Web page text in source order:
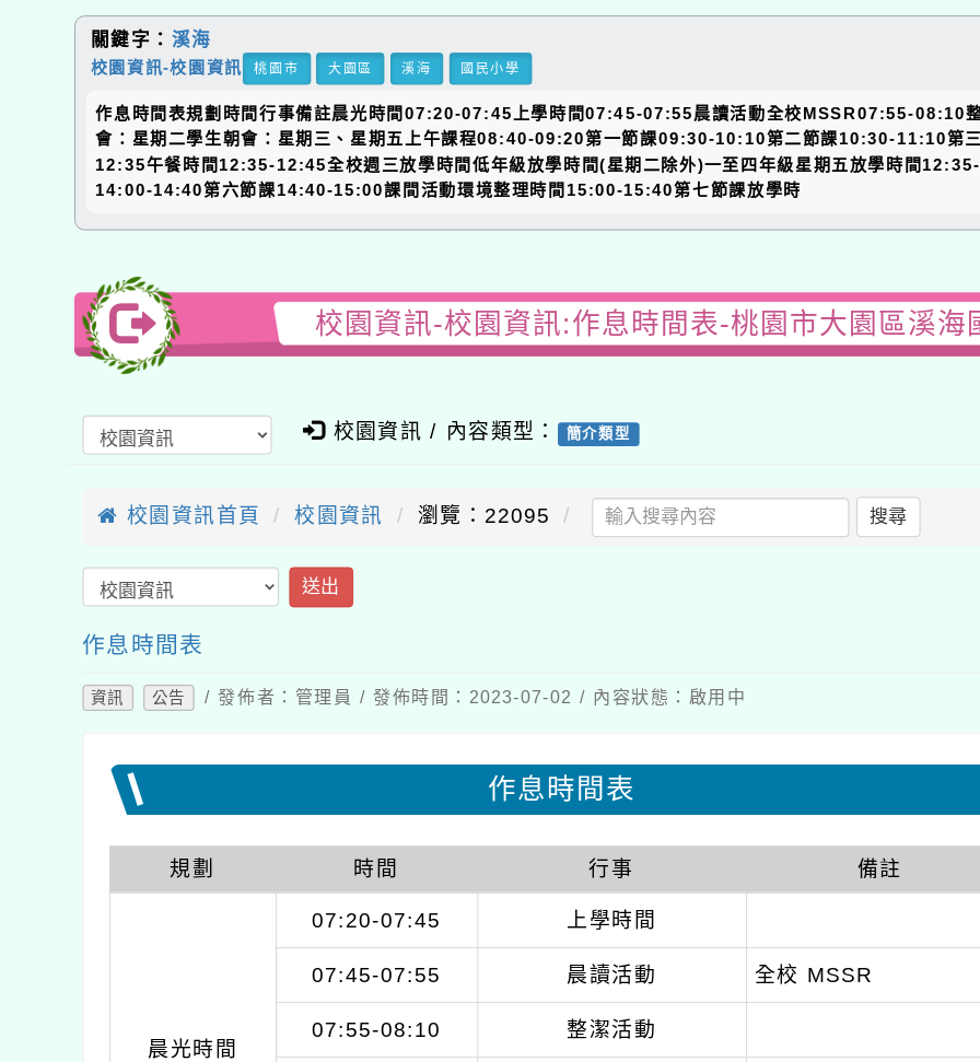
關鍵字： 溪海
校園資訊-校園資訊 桃園市 大園區 溪海 國民小學
作息時間表規劃時間行事備註晨光時間07:20-07:45上學時間07:45-07:55晨讀活動全校MSSR07:55-08:10
會：星期二學生朝會：星期三、星期五上午課程08:40-09:20第一節課09:30-10:10第二節課10:30-11:10第
12:35午餐時間12:35-12:45全校週三放學時間低年級放學時間(星期二除外)一至四年級星期五放學時間
14:00-14:40第六節課14:40-15:00課間活動環境整理時間15:00-15:40第七節課放學時
校園資訊-校園資訊:作息時間表-桃園市大園區溪海
校園資訊 / 內容類型： 簡介類型
校園資訊首頁 校園資訊 瀏覽：22095 搜尋
送出
作息時間表
資訊 公告 / 發佈者：管理員 / 發佈時間：2023-07-02 / 內容狀態：啟用中
作息時間表
規劃 時間 行事 備註
晨光時間
07:20-07:45 上學時間
07:45-07:55 晨讀活動 全校 MSSR
07:55-08:10 整潔活動